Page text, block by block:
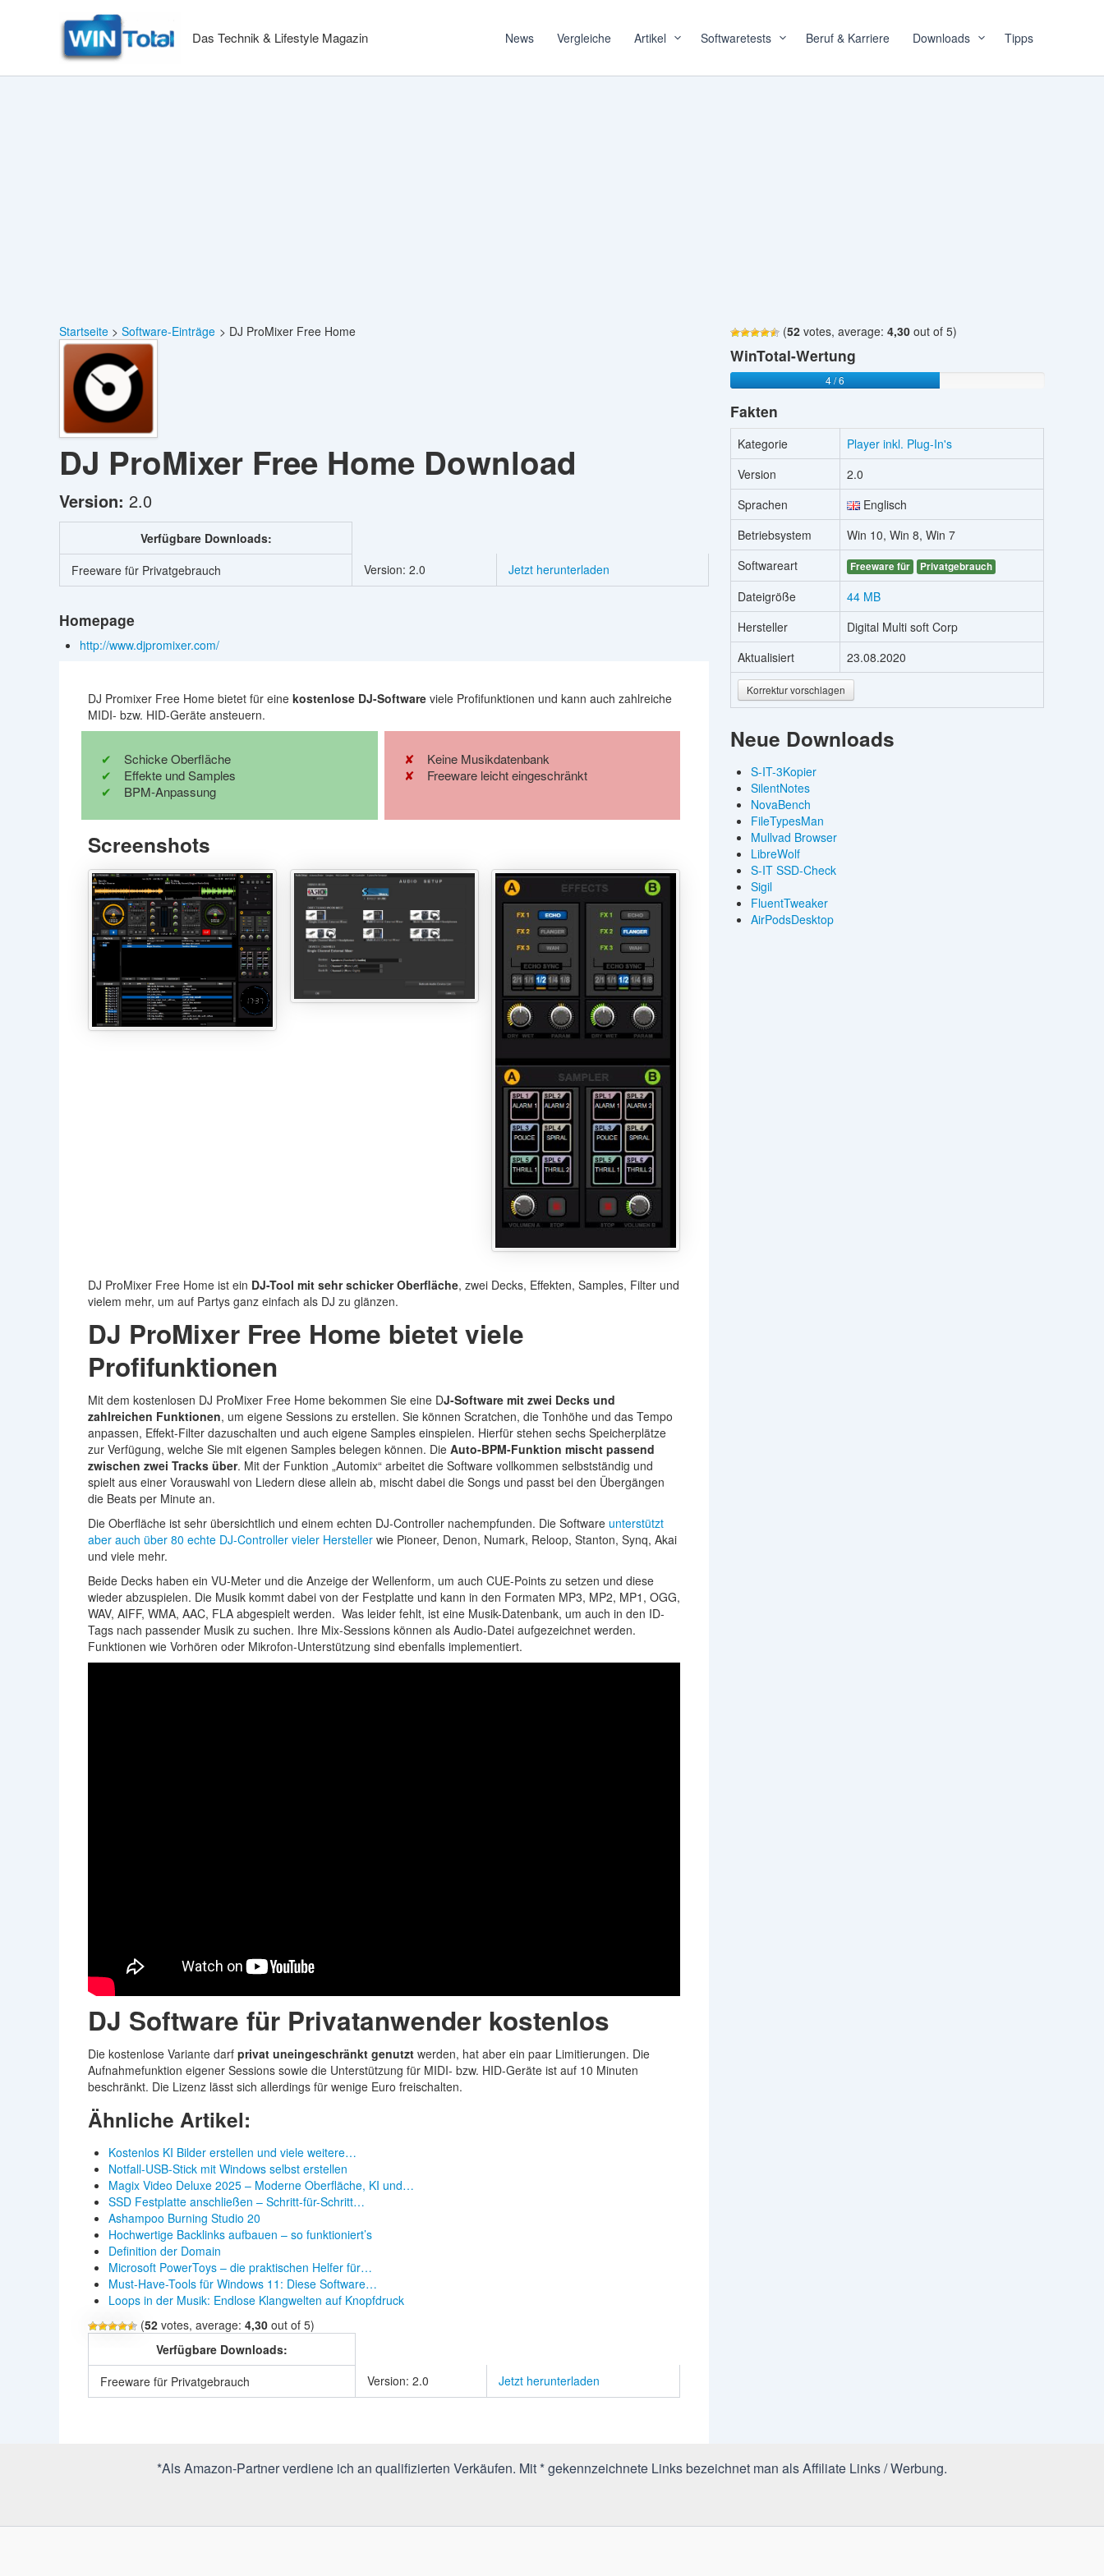
Das Technik & Lifestyle Magazin News Vergleiche Artikel Softwaretests Beruf & Karriere Downloads Tipps
Startseite Software-Einträge DJ ProMixer Free Home
DJ ProMixer Free Home Download
Version: 2.0
Verfügbare Downloads:
Freeware für Privatgebrauch
Version: 2.0 Jetzt herunterladen
Homepage
http://www.djpromixer.com/
DJ Promixer Free Home bietet für eine kostenlose DJ-Software viele Profifunktionen und kann auch zahlreiche
MIDI- bzw. HID-Geräte ansteuern.
Schicke Oberfläche
Effekte und Samples
BPM-Anpassung
Keine Musikdatenbank
Freeware leicht eingeschränkt
Screenshots
DJ ProMixer Free Home ist ein DJ-Tool mit sehr schicker Oberfläche, zwei Decks, Effekten, Samples, Filter und
vielem mehr, um auf Partys ganz einfach als DJ zu glänzen.
DJ ProMixer Free Home bietet viele
Profifunktionen
Mit dem kostenlosen DJ ProMixer Free Home bekommen Sie eine DJ-Software mit zwei Decks und
zahlreichen Funktionen, um eigene Sessions zu erstellen. Sie können Scratchen, die Tonhöhe und das Tempo
anpassen, Effekt-Filter dazuschalten und auch eigene Samples einspielen. Hierfür stehen sechs Speicherplätze
zur Verfügung, welche Sie mit eigenen Samples belegen können. Die Auto-BPM-Funktion mischt passend
zwischen zwei Tracks über. Mit der Funktion „Automix“ arbeitet die Software vollkommen selbstständig und
spielt aus einer Vorauswahl von Liedern diese allein ab, mischt dabei die Songs und passt bei den Übergängen
die Beats per Minute an.
Die Oberfläche ist sehr übersichtlich und einem echten DJ-Controller nachempfunden. Die Software unterstützt
aber auch über 80 echte DJ-Controller vieler Hersteller wie Pioneer, Denon, Numark, Reloop, Stanton, Synq, Akai
und viele mehr.
Beide Decks haben ein VU-Meter und die Anzeige der Wellenform, um auch CUE-Points zu setzen und diese
wieder abzuspielen. Die Musik kommt dabei von der Festplatte und kann in den Formaten MP3, MP2, MP1, OGG,
WAV, AIFF, WMA, AAC, FLA abgespielt werden. Was leider fehlt, ist eine Musik-Datenbank, um auch in den ID-
Tags nach passender Musik zu suchen. Ihre Mix-Sessions können als Audio-Datei aufgezeichnet werden.
Funktionen wie Vorhören oder Mikrofon-Unterstützung sind ebenfalls implementiert.
DJ Software für Privatanwender kostenlos
Die kostenlose Variante darf privat uneingeschränkt genutzt werden, hat aber ein paar Limitierungen. Die
Aufnahmefunktion eigener Sessions sowie die Unterstützung für MIDI- bzw. HID-Geräte ist auf 10 Minuten
beschränkt. Die Lizenz lässt sich allerdings für wenige Euro freischalten.
Ähnliche Artikel:
Kostenlos KI Bilder erstellen und viele weitere…
Notfall-USB-Stick mit Windows selbst erstellen
Magix Video Deluxe 2025 – Moderne Oberfläche, KI und…
SSD Festplatte anschließen – Schritt-für-Schritt…
Ashampoo Burning Studio 20
Hochwertige Backlinks aufbauen – so funktioniert’s
Definition der Domain
Microsoft PowerToys – die praktischen Helfer für…
Must-Have-Tools für Windows 11: Diese Software…
Loops in der Musik: Endlose Klangwelten auf Knopfdruck
(52 votes, average: 4,30 out of 5)
Verfügbare Downloads:
Freeware für Privatgebrauch
Version: 2.0 Jetzt herunterladen
(52 votes, average:4,30 out of 5)
WinTotal-Wertung
4 / 6
Fakten
Kategorie
Player inkl. Plug-In's
Version
2.0
Sprachen
Englisch
Betriebsystem
Win 10, Win 8, Win 7
Softwareart
Freeware für Privatgebrauch
Dateigröße
44 MB
Hersteller
Digital Multi soft Corp
Aktualisiert
23.08.2020
Korrektur vorschlagen
Neue Downloads
S-IT-3Kopier
SilentNotes
NovaBench
FileTypesMan
Mullvad Browser
LibreWolf
S-IT SSD-Check
Sigil
FluentTweaker
AirPodsDesktop
*Als Amazon-Partner verdiene ich an qualifizierten Verkäufen. Mit * gekennzeichnete Links bezeichnet man als Affiliate Links / Werbung.